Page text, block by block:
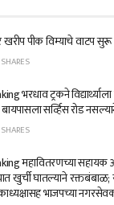
पीक विम्याचे वाटप सुरू
भरधाव ट्रकने
सर्व्हिस रोड
महावितरणच्या सहायक
खुर्ची घातल्याने रक्तबंबाळ;
भाजपच्या